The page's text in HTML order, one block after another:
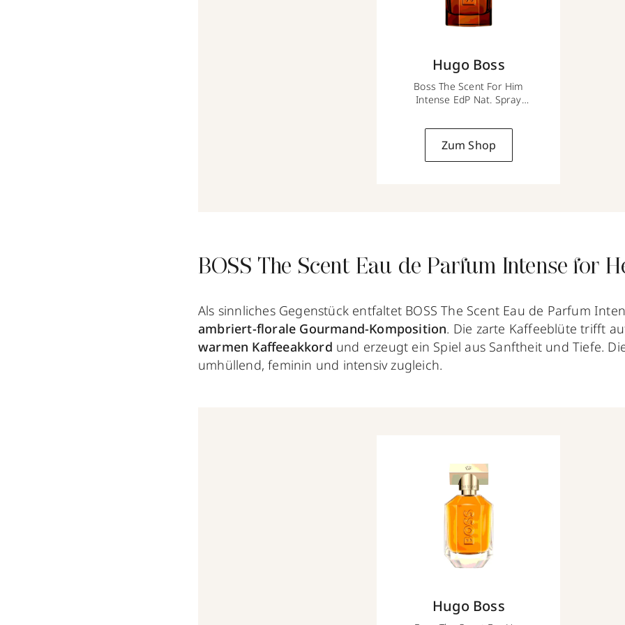
Hugo Boss
Boss The Scent For Him
Intense EdP Nat. Spray
Zum Shop
BOSS The Scent Eau de Parfum Intense for
Als sinnliches Gegenstück entfaltet BOSS The Scent Eau de Parfum
ambriert-florale Gourmand-Komposition. Die zarte Kaffeeblüte trifft
warmen Kaffeeakkord und erzeugt ein Spiel aus Sanftheit und Tiefe.
umhüllend, feminin und intensiv zugleich.
Hugo Boss